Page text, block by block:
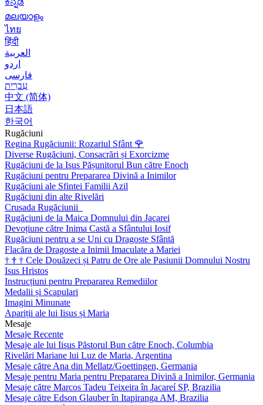
മലയാളം
ไทย
हिंदी
العربية
اردو
فارسی
עִברִית
中文 (简体)
日本語
한국어
Rugăciuni
Regina Rugăciunii: Rozariul Sfânt 🌹
Diverse Rugăciuni, Consacrări și Exorcizme
Rugăciuni de la Isus Pășunitorul Bun către Enoch
Rugăciuni pentru Prepararea Divină a Inimilor
Rugăciuni ale Sfintei Familii Azil
Rugăciuni din alte Rivelări
Crusada Rugăciunii
Rugăciuni de la Maica Domnului din Jacarei
Devoțiune către Inima Castă a Sfântului Iosif
Rugăciuni pentru a se Uni cu Dragoste Sfântă
Flacăra de Dragoste a Inimii Imaculate a Mariei
† † † Cele Douăzeci și Patru de Ore ale Pasiunii Domnului Nostru
Isus Hristos
Instrucțiuni pentru Prepararea Remediilor
Medalii și Scapulari
Imagini Minunate
Apariții ale lui Iisus și Maria
Mesaje
Mesaje Recente
Mesaje ale lui Iisus Păstorul Bun către Enoch, Columbia
Rivelări Mariane lui Luz de Maria, Argentina
Mesaje către Ana din Mellatz/Goettingen, Germania
Mesaje pentru Maria pentru Prepararea Divină a Inimilor, Germania
Mesaje către Marcos Tadeu Teixeira în Jacareí SP, Brazilia
Mesaje către Edson Glauber în Itapiranga AM, Brazilia